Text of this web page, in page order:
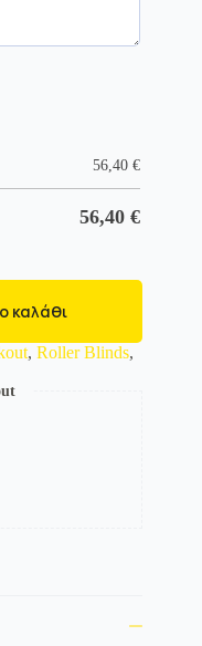
56,40€
56,40€
καλάθι
, Roller Blinds,